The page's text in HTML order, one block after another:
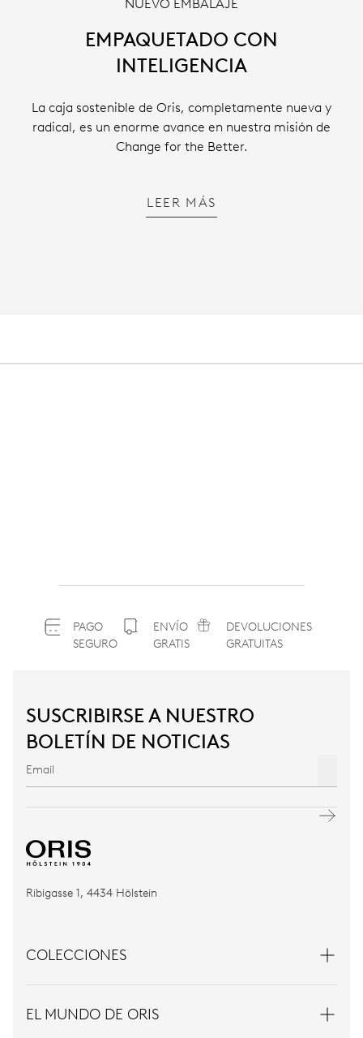
NUEVO EMBALAJE
EMPAQUETADO CON
INTELIGENCIA
La caja sostenible de Oris, completamente nueva y
radical, es un enorme avance en nuestra misión de
Change for the Better.
LEER MÁS
PAGO
SEGURO
ENVÍO
GRATIS
DEVOLUCIONES
GRATUITAS
SUSCRIBIRSE A NUESTRO
BOLETÍN DE NOTICIAS
Ribigasse 1, 4434 Hölstein
COLECCIONES
EL MUNDO DE ORIS